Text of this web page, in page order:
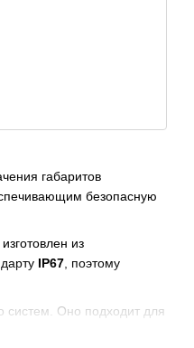
габаритов
безопасную
из
IP67, поэтому
систем. Оно подходит для